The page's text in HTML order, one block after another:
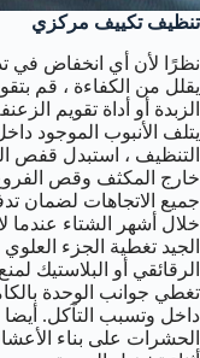
تنظيف تكييف مركزي
نظرًا لأن أي انخفاض في
يقلل من الكفاءة ، قم
الزبدة أو أداة تقويم
يتلف الأنبوب الموجود
التنظيف ، استبدل قفص
جميع الاتجاهات لضمان
خلال أشهر الشتاء عندما
الجيد تغطية الجزء
الرقائقي أو البلاستيك
تغطي جوانب الوحدة
داخل وتسبب التآكل.
الحشرات على بناء